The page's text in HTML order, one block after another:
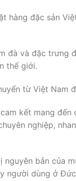
hàng đặc sản
đà và đặc trưng
thế giới.
từ Việt Nam
kết mang đến
nghiệp,
nguyên bản của
người dùng ở